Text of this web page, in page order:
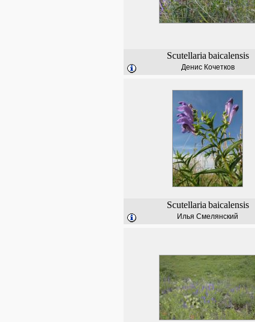
Scutellaria baicalensis
Денис Кочетков
Scutellaria baicalensis
Илья Смелянский